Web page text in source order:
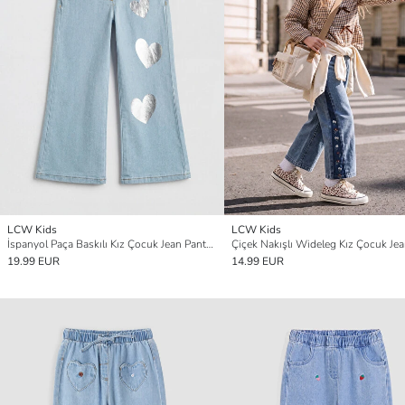
LCW Kids
İspanyol Paça Baskılı Kız Çocuk Jean Pantolon
19.99 EUR
LCW Kids
14.99 EUR